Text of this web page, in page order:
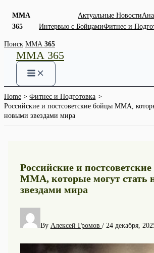
ММА
365
Актуальные Новости
Интервью с БойцамиФитнес и
Skip
content
Поиск ММА 365
ММА 365
Home
Фитнес и Подготовка
Российские и постсоветские бойцы ММА,
новыми звездами мира
Российские и
ММА, которые могут стать
звездами мира
By Алексей Громов / 24 декабря,